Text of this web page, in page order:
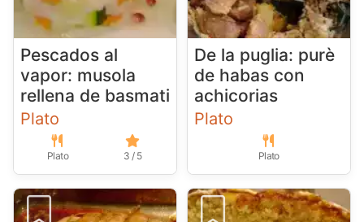
Pescados al
vapor: musola
rellena de basmati
Plato
Plato 3 / 5
De la puglia: purè
de habas con
achicorias
Plato
Plato